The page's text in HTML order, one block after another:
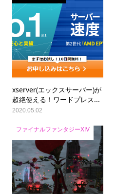
xserver(エックスサーバー)が
超絶使える！ワードプレス...
2020.05.02
ファイナルファンタジーXIV